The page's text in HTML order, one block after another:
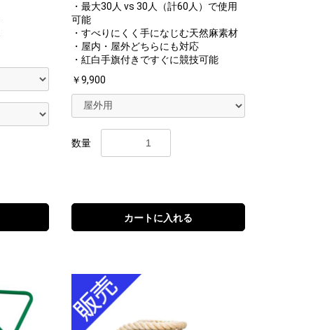
・最大30人 vs 30人（計60人）で使用
可能
・すべりにくく手になじむ天然麻素材
・屋内・屋外どちらにも対応
・紅白手旗付きですぐに競技可能
￥9,900
数量
カートに入れる